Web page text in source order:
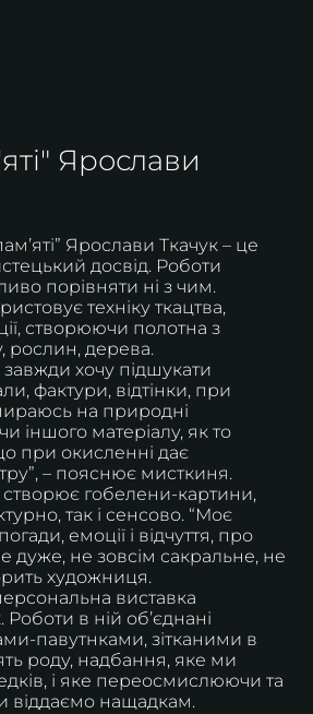
Ярослави
Ярослави Ткачук – це
досвід. Роботи
порівняти ні з чим.
техніку ткацтва,
створюючи полотна з
рослин, дерева.
завжди хочу підшукати
фактури, відтінки, при
на природні
іншого матеріалу, як то
при окисленні дає
– пояснює мисткиня.
створює гобелени-картини,
так і сенсово. “Моє
емоції і відчуття, про
дуже, не зовсім сакральне, не
художниця.
виставка
в ній обʼєднані
павутнками, зітканими в
роду, надбання, яке ми
і яке переосмислюючи та
нащадкам.